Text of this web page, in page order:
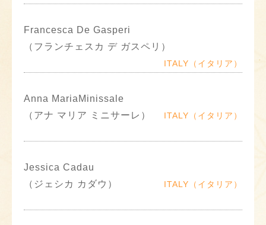
Francesca De Gasperi
（フランチェスカ デ ガスペリ）
ITALY（イタリア）
Anna MariaMinissale
（アナ マリア ミニサーレ）
ITALY（イタリア）
Jessica Cadau
（ジェシカ カダウ）
ITALY（イタリア）